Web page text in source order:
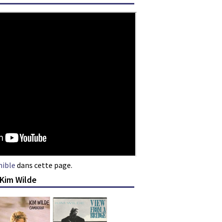
dans cette page.
Wilde